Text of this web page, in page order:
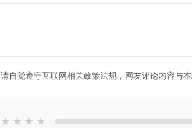
请自觉遵守互联网相关政策法规，网友评论内容与本
★ ★ ★ ★